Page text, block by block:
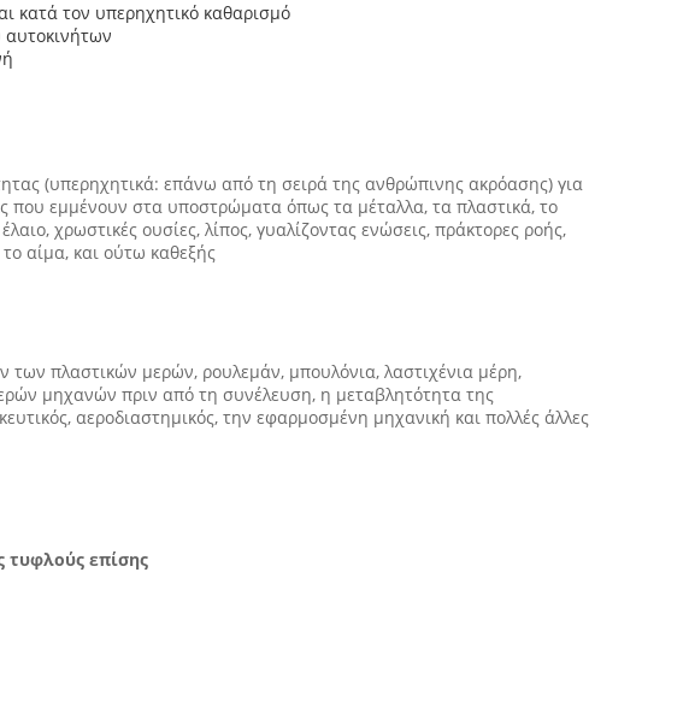
κατά τον υπερηχητικό καθαρισμό
αυτοκινήτων
(υπερηχητικά: επάνω από τη σειρά της ανθρώπινης ακρόασης) για
που εμμένουν στα υποστρώματα όπως τα μέταλλα, τα πλαστικά, το
χρωστικές ουσίες, λίπος, γυαλίζοντας ενώσεις, πράκτορες ροής,
αίμα, και ούτω καθεξής
των πλαστικών μερών, ρουλεμάν, μπουλόνια, λαστιχένια μέρη,
μηχανών πριν από τη συνέλευση, η μεταβλητότητα της
αεροδιαστημικός, την εφαρμοσμένη μηχανική και πολλές άλλες
τυφλούς επίσης